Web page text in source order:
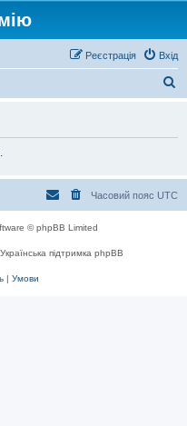
Вхід
Реєстрація
Часовий пояс UTC
© phpBB Limited
Українська підтримка phpBB
| Умови